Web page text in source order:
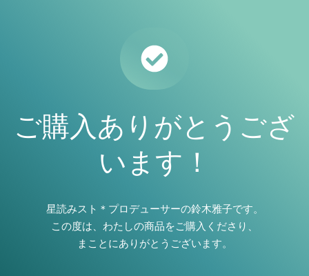
ご購入 ありがとうござ
います！
星読みスト＊プロデューサーの鈴木雅子です。
この度は、わたしの商品をご購入くださり、
まことにありがとうございます。